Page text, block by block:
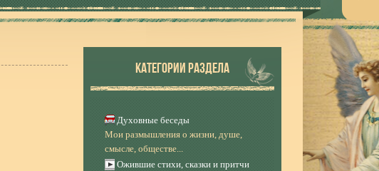
КАТЕГОРИИ РАЗДЕЛА
Духовные беседы
Мои размышления о жизни, душе,
смысле, обществе...
Ожившие стихи, сказки и притчи